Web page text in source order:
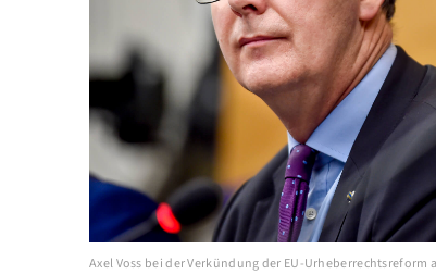
Axel Voss bei der Verkündung der EU-Urheberrechtsreform